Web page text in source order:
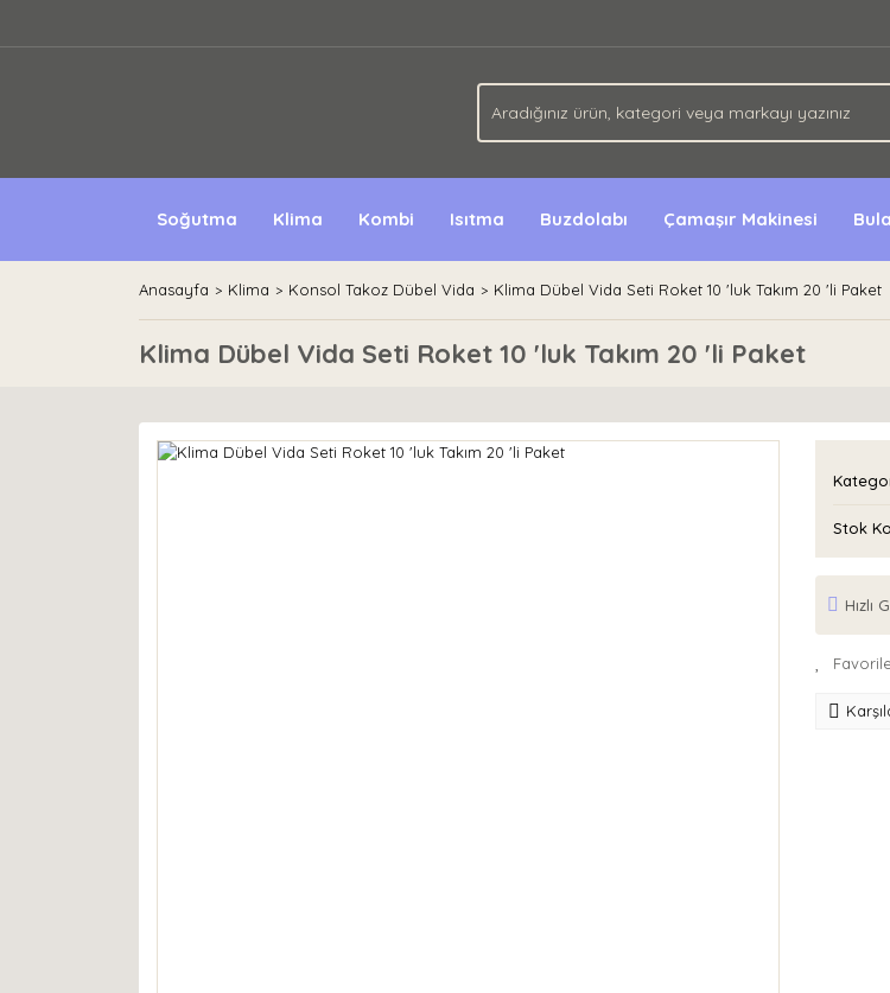
Soğutma Klima Kombi Isıtma Buzdolabı Çamaşır Makinesi
Anasayfa Klima Konsol Takoz Dübel Vida Klima Dübel Vida Seti Roket 10 'luk Takım 20 'li Paket
Klima Dübel Vida Seti Roket 10 'luk Takım 20 'li Paket
Stok
Hızlı